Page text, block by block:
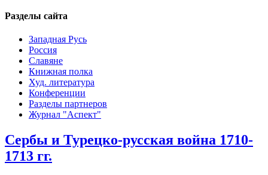
Разделы сайта
Западная Русь
Россия
Славяне
Книжная полка
Худ. литература
Конференции
Разделы партнеров
Журнал "Аспект"
Сербы и Турецко-русская война 1710-
1713 гг.